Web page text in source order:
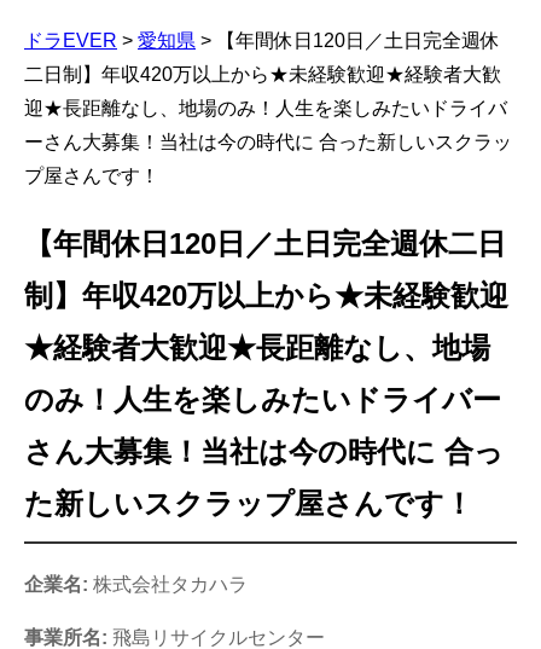
ドラEVER > 愛知県 >
【年間休日120日／土日完全週休
二日制】年収420万以上から★未経験歓迎★経験者大歓
迎★長距離なし、地場のみ！人生を楽しみたいドライバ
ーさん大募集！当社は今の時代に 合った新しいスクラッ
プ屋さんです！
【年間休日120日／土日完全週休二日
制】年収420万以上から★未経験歓迎
★経験者大歓迎★長距離なし、地場
のみ！人生を楽しみたいドライバー
さん大募集！当社は今の時代に 合っ
た新しいスクラップ屋さんです！
企業名: 株式会社タカハラ
事業所名: 飛島リサイクルセンター